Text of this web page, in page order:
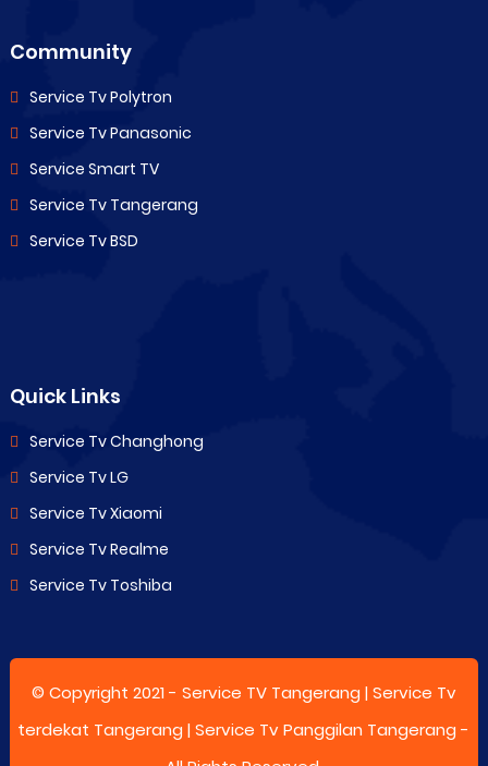
Community
Service Tv Polytron
Service Tv Panasonic
Service Smart TV
Service Tv Tangerang
Service Tv BSD
Quick Links
Service Tv Changhong
Service Tv LG
Service Tv Xiaomi
Service Tv Realme
Service Tv Toshiba
© Copyright 2021 - Service TV Tangerang | Service Tv
terdekat Tangerang | Service Tv Panggilan Tangerang -